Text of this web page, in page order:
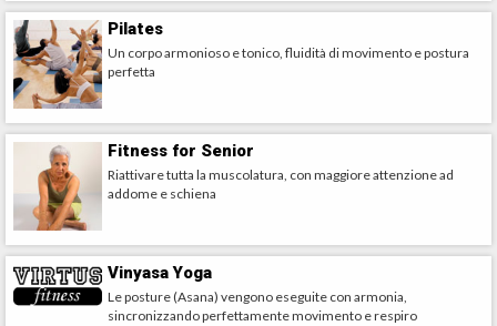
Pilates
Un corpo armonioso e tonico, fluidità di movimento e postura
perfetta
Fitness for Senior
Riattivare tutta la muscolatura, con maggiore attenzione ad
addome e schiena
Vinyasa Yoga
Le posture (Asana) vengono eseguite con armonia,
sincronizzando perfettamente movimento e respiro